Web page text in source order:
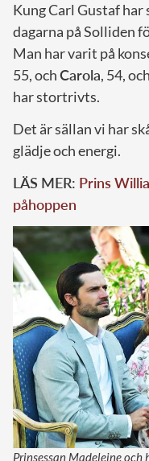
Kung Carl Gustaf
dagarna på Solliden
Man har varit på
55, ochCarola, 54,
har stortrivts.
Det är sällan vi har
glädje och energi.
LÄS MER: Prins
påhoppen
Prinsessan Madeleine och